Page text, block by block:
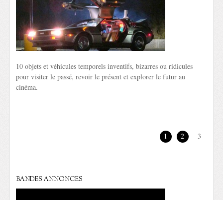
10 objets et véhicules temporels inventifs, bizarres ou ridicules
pour visiter le passé, revoir le présent et explorer le futur au
cinéma.
1 2 3
BANDES ANNONCES